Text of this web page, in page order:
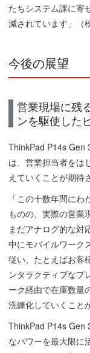
たちシステム課に寄
減されています」（
今後の展望
営業現場に残
ンを駆使した
ThinkPad P14s Gen
は、営業担当者をは
えていくことが期待
「この十数年間に
ものの、実際の営業
まだアナログ的な対
中にモバイルワーク
従い、たとえばお客
ンタラクティブなプ
ーク経由で在庫数量
洗練化していくこと
ThinkPad P14s Gen
なパワーを最大限に